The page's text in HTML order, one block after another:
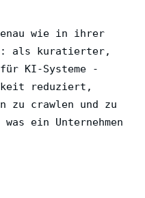
wie in ihrer
als kuratierter,
KI-Systeme -
reduziert,
zu crawlen und zu
ein Unternehmen